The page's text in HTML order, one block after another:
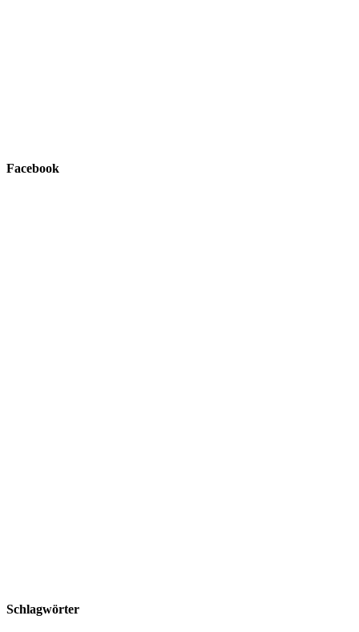
Facebook
Schlagwörter